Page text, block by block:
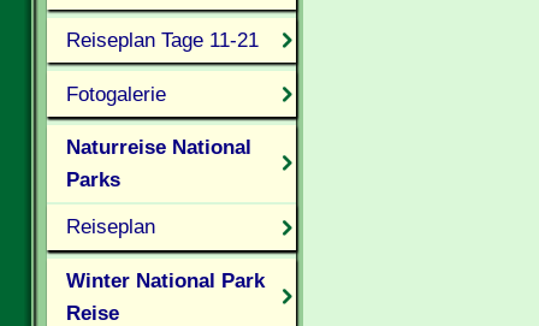
Reiseplan Tage 11-21
Fotogalerie
Naturreise National
Parks
Reiseplan
Winter National Park
Reise